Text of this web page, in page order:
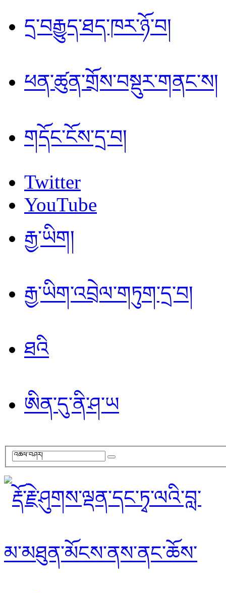
དྲ་བརྒྱུད་ཐད་ཁར་ཉོ་བ།
ཕན་ཚུན་གྲོས་བསྡུར་གནང་ས།
གདོང་ངོས་དྲ་བ།
Twitter
YouTube
རྒྱ་ཡིག།
རྒྱ་ཡིག་འབྲེལ་གཏུག་དྲ་བ།
ཐའི
ཨིན་དུ་ནི་ཤ་ཡ